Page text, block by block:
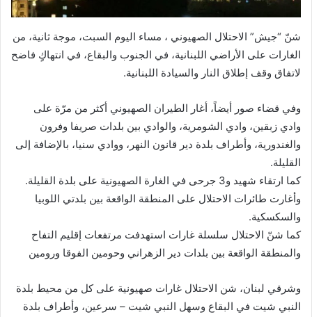
شنّ “جيش” الاحتلال الصهيوني ، مساء اليوم السبت، موجة ثانية، من
الغارات على الأراضي اللبنانية، في الجنوب والبقاع، في انتهاكٍ فاضح
لاتفاق وقف إطلاق النار والسيادة اللبنانية.
وفي قضاء صور أيضاً، أغار الطيران الصهيوني أكثر من مرّة على
وادي زبقين، وادي الشومرية، والوادي بين بلدات صريفا وفرون
والغندورية، وأطراف بلدة دير قانون النهر، ووادي سنيا، بالإضافة إلى
القليلة.
كما ارتقاء شهيد و3 جرحى في الغارة الصهيونية على بلدة القليلة.
وأغارت طائرات الاحتلال على المنطقة الواقعة بين بلدتي اللوبيا
والسكسكية.
كما شنّ الاحتلال سلسلة غارات استهدفت مرتفعات إقليم التفاح
والمنطقة الواقعة بين بلدات دير الزهراني وحومين الفوقا ورومين
وشرقي لبنان، شن الاحتلال غارات صهيونية على كل من محيط بلدة
النبي شيت في البقاع وسهل النبي شيت – سرعين، وأطراف بلدة